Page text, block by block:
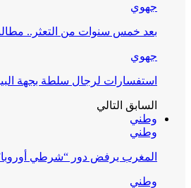
جهوي
بعد خمس سنوات من التعثر..
جهوي
استفسارات لرجال سلطة بجهة
السابق التالي
وطني
وطني
المغرب يرفض دور “شرطي
وطني